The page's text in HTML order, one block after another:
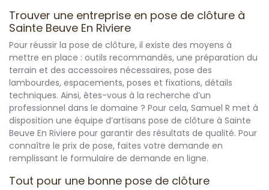
Trouver une entreprise en pose de clôture à
Sainte Beuve En Riviere
Pour réussir la pose de clôture, il existe des moyens à
mettre en place : outils recommandés, une préparation du
terrain et des accessoires nécessaires, pose des
lambourdes, espacements, poses et fixations, détails
techniques. Ainsi, êtes-vous à la recherche d’un
professionnel dans le domaine ? Pour cela, Samuel R met à
disposition une équipe d’artisans pose de clôture à Sainte
Beuve En Riviere pour garantir des résultats de qualité. Pour
connaître le prix de pose, faites votre demande en
remplissant le formulaire de demande en ligne.
Tout pour une bonne pose de clôture